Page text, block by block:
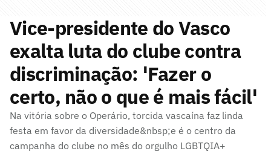
Vice-presidente do Vasco
exalta luta do clube contra
discriminação: 'Fazer o
certo, não o que é mais fácil'
Na vitória sobre o Operário, torcida vascaína faz linda
festa em favor da diversidade&nbsp;e é o centro da
campanha do clube no mês do orgulho LGBTQIA+